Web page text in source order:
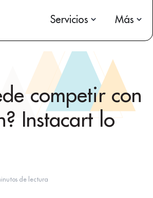
Servicios Más
competir con
Instacart lo
de lectura